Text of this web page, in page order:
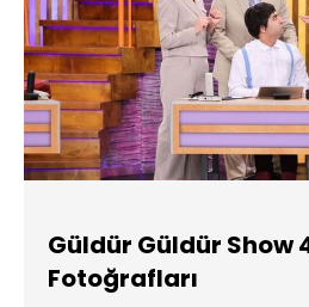
Güldür Güldür Show
Fotoğrafları